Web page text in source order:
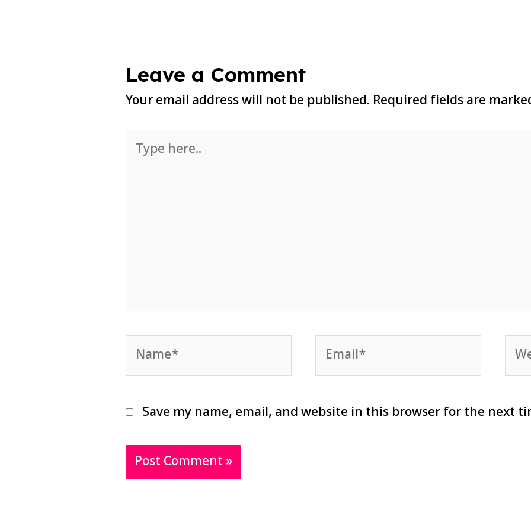
Leave a Comment
Your email address will not be published. Required fields are
Type
here..
Name* Email*
Save my name, email, and website in this browser for the next